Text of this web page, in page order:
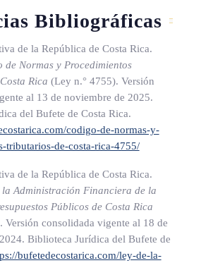
abierta, por la Tesorería Nacional, en el
Técnico de Aviación Civil y se
a la ampliación y modernización
del país, distribuido según lo
1.c) y 1.d). La Tesorería Nacional
conformidad con las necesidades
anual; estos fondos no
objetivos y proyectos que no vayan
mejoramiento o desarrollo de
tecnológica en los aeropuertos y
Bibliográficas
de la República de Costa Rica.
de Normas y Procedimientos
Rica (Ley n.° 4755). Versión
al 13 de noviembre de 2025.
del Bufete de Costa Rica.
codigo-de-normas-y-
tributarios-de-costa-rica-4755/
de la República de Costa Rica.
la Administración Financiera de la
Públicos de Costa Rica
. Versión consolidada vigente al 18 de
Biblioteca Jurídica del Bufete de
bufetedecostarica.com/ley-de-la-